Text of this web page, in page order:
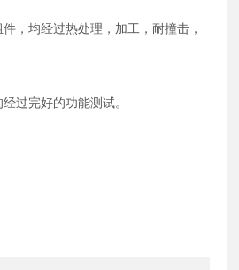
，均经过热处理，加工，耐撞击，
过完好的功能测试。